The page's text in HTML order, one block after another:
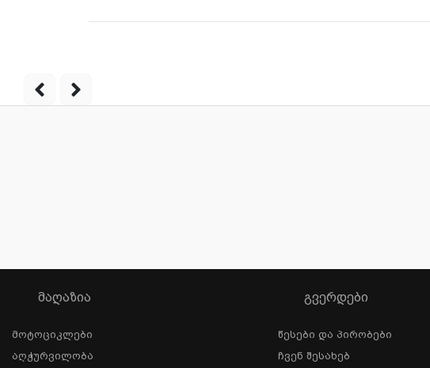
ᲛᲐᲦᲐᲖᲘᲐ
Მოტოციკლები
Აღჭურვილობა
ᲒᲕᲔᲠᲓᲔᲑᲘ
Წესები Და Პირობები
Ჩვენ Შესახებ